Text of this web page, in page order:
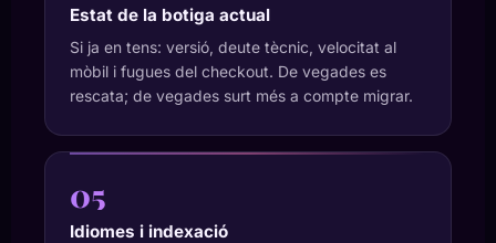
Estat de la botiga actual
Si ja en tens: versió, deute tècnic, velocitat al
mòbil i fugues del checkout. De vegades es
rescata; de vegades surt més a compte migrar.
05
Idiomes i indexació